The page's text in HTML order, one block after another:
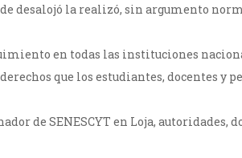
desalojó la realizó, sin argumento
en todas las instituciones
que los estudiantes, docentes y
de SENESCYT en Loja, autoridades,